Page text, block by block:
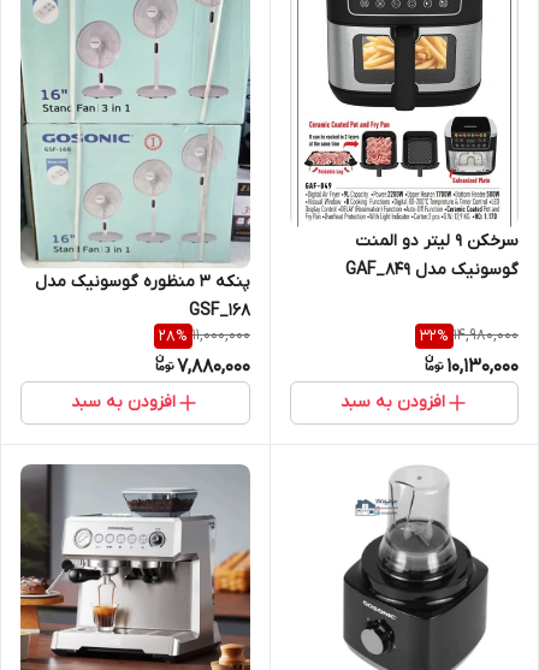
سرخکن ۹ لیتر دو المنت
گوسونیک مدل GAF_849
14,980,000
32%
10,130,000
افزودن به سبد
پنکه ۳ منظوره گوسونیک مدل
GSF_168
11,000,000
28%
7,880,000
افزودن به سبد